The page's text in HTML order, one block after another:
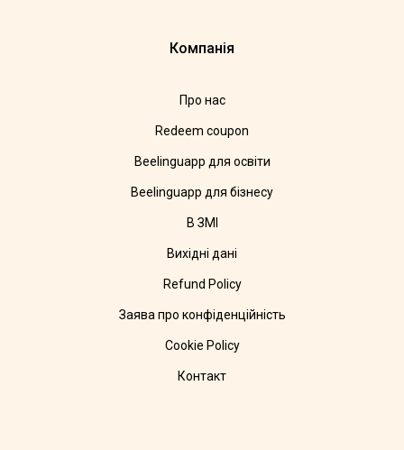
Компанія
Про нас
Redeem coupon
Beelinguapp для освіти
Beelinguapp для бізнесу
В ЗМІ
Вихідні дані
Refund Policy
Заява про конфіденційність
Cookie Policy
Контакт